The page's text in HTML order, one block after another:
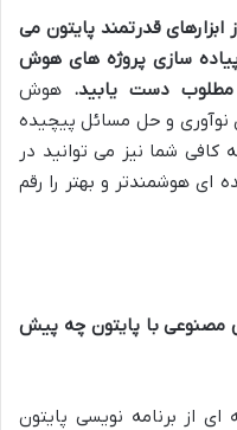
ابزارهای قدرتمند پایتون می
پیاده سازی پروژه های هوش
مطلوب دست یابید. هوش
و حل مسائل پیچیده
شما نیز می توانید در
ای هوشمندتر و بهتر را رقم
مصنوعی با پایتون چه پیش
از برنامه نویسی پایتون